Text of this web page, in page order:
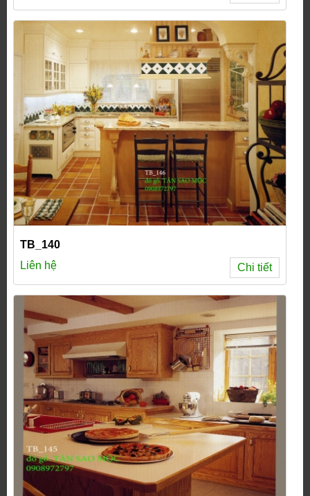
TB_140
Liên hệ
Chi tiết